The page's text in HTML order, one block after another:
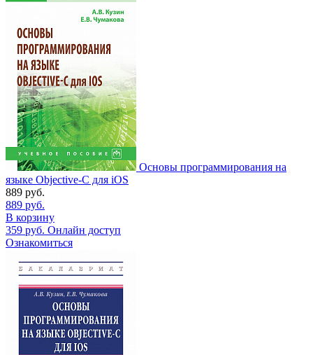
Основы программирования на
языке Objective-C для iOS
889 руб.
889 руб.
В корзину
359 руб. Онлайн доступ
Ознакомиться